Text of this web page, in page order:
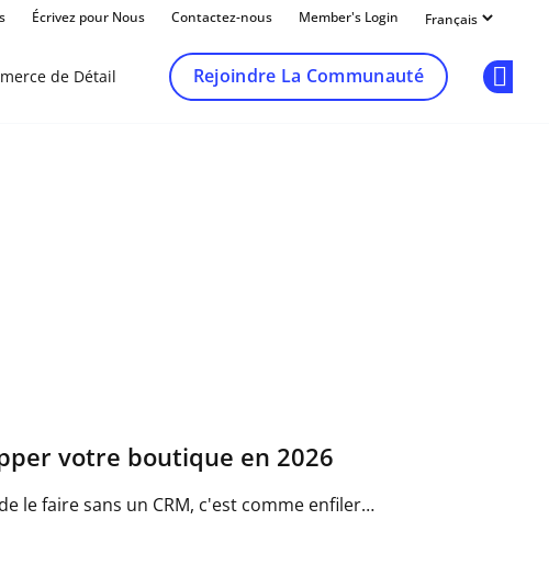
Écrivez pour Nous Contactez-nous Member's Login
de Détail Rejoindre La Communauté
votre boutique en 2026
le faire sans un CRM, c'est comme enfiler…